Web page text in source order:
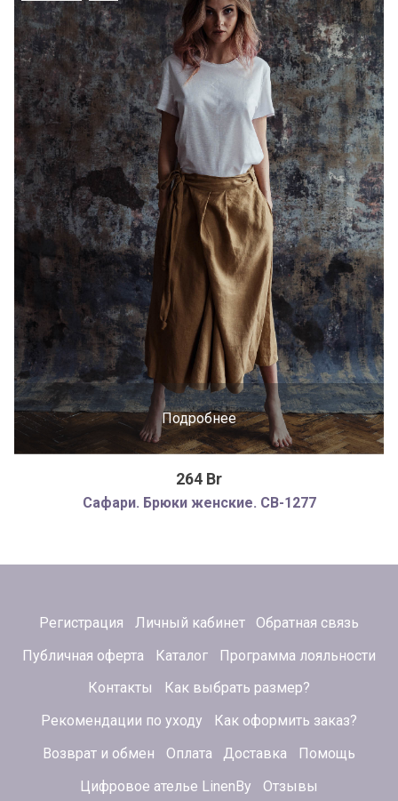
Подробнее
264 Br
Сафари. Брюки женские. CB-1277
Регистрация Личный кабинет
Обратная связь
Публичная оферта
Каталог
Программа лояльности
Контакты
Как выбрать размер?
Рекомендации по уходу
Как оформить заказ?
Возврат и обмен
Оплата Доставка
Помощь
Цифровое ателье LinenBy
Отзывы